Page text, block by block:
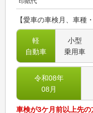
【愛車の車検月、車種
軽
自動車
小型
乗用車
令和08年
08 月
車検が3ケ月前以上先